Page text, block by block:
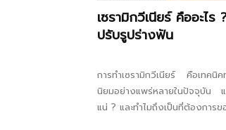
เซรามิกวีเนียร์ คืออะไร
ปรับรูปร่างฟัน
การทำเซรามิกวีเนียร์ คือเทคนิ
นิยมอย่างแพร่หลายในปัจจุบัน แ
แน่ ? และทำไมถึงเป็นที่ต้องการข